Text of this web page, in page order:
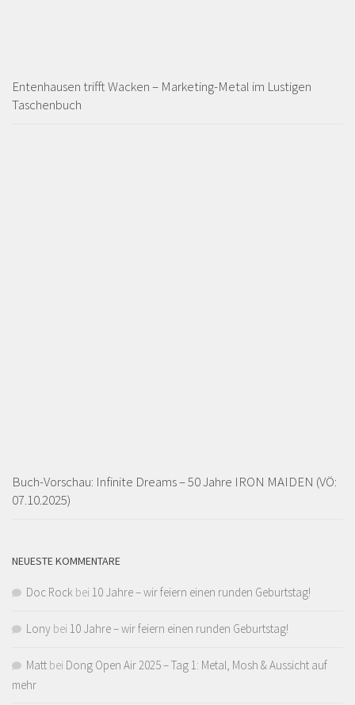
Entenhausen trifft Wacken – Marketing-Metal im Lustigen
Taschenbuch
Buch-Vorschau: Infinite Dreams – 50 Jahre IRON MAIDEN (VÖ:
07.10.2025)
NEUESTE KOMMENTARE
Doc Rock bei 10 Jahre – wir feiern einen runden Geburtstag!
Lony bei 10 Jahre – wir feiern einen runden Geburtstag!
Matt bei Dong Open Air 2025 – Tag 1: Metal, Mosh & Aussicht auf
mehr